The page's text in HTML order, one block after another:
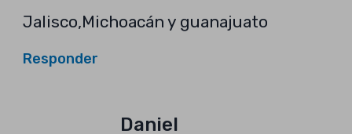
Jalisco,Michoacán y guanajuato
Responder
Daniel